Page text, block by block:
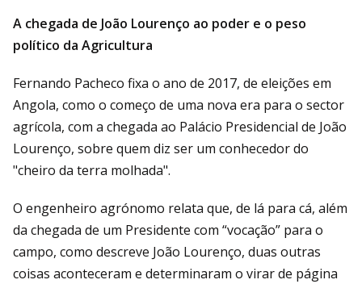
A chegada de João Lourenço ao poder e o peso
político da Agricultura
Fernando Pacheco fixa o ano de 2017, de eleições em
Angola, como o começo de uma nova era para o sector
agrícola, com a chegada ao Palácio Presidencial de João
Lourenço, sobre quem diz ser um conhecedor do
"cheiro da terra molhada".
O engenheiro agrónomo relata que, de lá para cá, além
da chegada de um Presidente com “vocação” para o
campo, como descreve João Lourenço, duas outras
coisas aconteceram e determinaram o virar de página